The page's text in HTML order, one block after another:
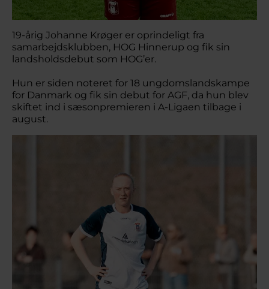
19-årig Johanne Krøger er oprindeligt fra
samarbejdsklubben, HOG Hinnerup og fik sin
landsholdsdebut som HOG’er.
Hun er siden noteret for 18 ungdomslandskampe
for Danmark og fik sin debut for AGF, da hun blev
skiftet ind i sæsonpremieren i A-Ligaen tilbage i
august.